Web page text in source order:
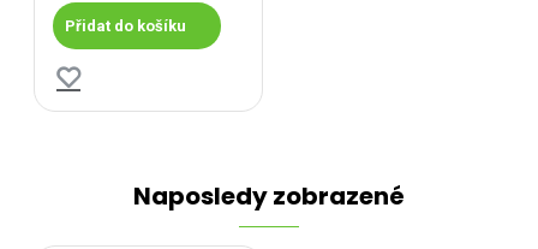
Přidat do košíku
Naposledy zobrazené